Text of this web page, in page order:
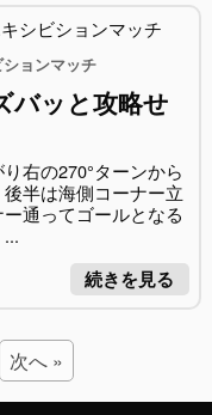
ョンマッチ
バッと攻略せ
右の270°ターンから
半は海側コーナー立
通ってゴールとなる
続きを見る
次へ »